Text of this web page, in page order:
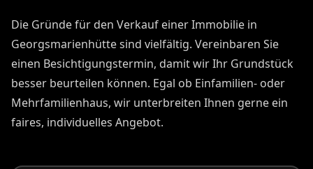
Die Gründe für den Verkauf einer Immobilie in
Georgsmarienhütte sind vielfältig. Vereinbaren Sie
einen Besichtigungstermin, damit wir Ihr Grundstück
besser beurteilen können. Egal ob Einfamilien- oder
Mehrfamilienhaus, wir unterbreiten Ihnen gerne ein
faires, individuelles Angebot.